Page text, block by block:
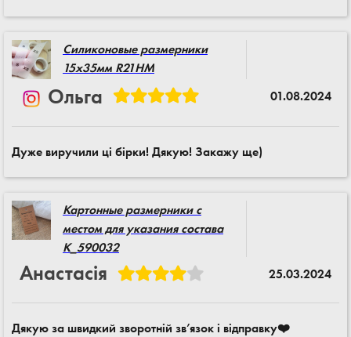
Силиконовые размерники
15x35мм R21HM
Ольга 01.08.2024
Дуже виручили ці бірки! Дякую! Закажу ще)
Картонные размерники с
местом для указания состава
K_590032
Анастасія 25.03.2024
Дякую за швидкий зворотній зв’язок і відправку❤️